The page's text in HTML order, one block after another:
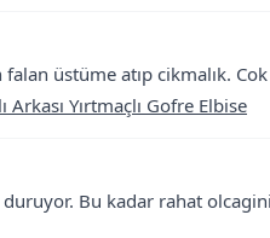
üstüme atıp cikmalık.
Yırtmaçlı Gofre Elbise
duruyor. Bu kadar rahat